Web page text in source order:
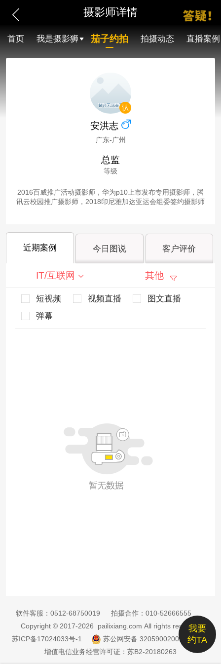
摄影师详情
首页 我是摄影狮 茄子约拍 拍摄动态 直播案例
安洪志
广东-广州
总监
等级
2016百威推广活动摄影师，华为p10上市发布专用摄影师，腾
讯云校园推广摄影师，2018印尼雅加达亚运会组委签约摄影师
近期案例 今日图说 客户评价
IT/互联网 其他
短视频 视频直播
图文直播
弹幕
我要
约TA
软件客服： 0512-68750019 拍摄合作： 010-52666555
Copyright © 2017-2026 pailixiang.com All rights reserved
苏ICP备17024033号-1
苏公网安备 32059002002885号
增值电信业务经营许可证：苏B2-20180263